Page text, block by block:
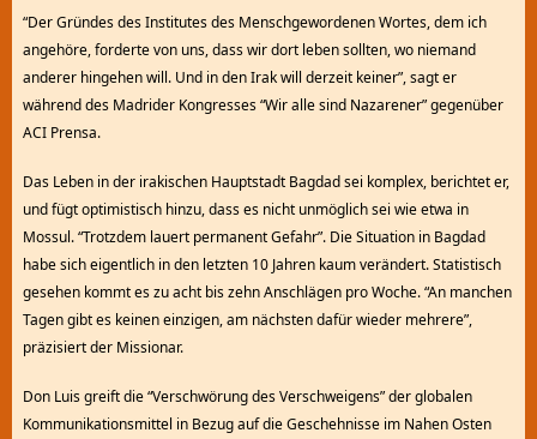
“Der Gründes des Institutes des Menschgewordenen Wortes, dem ich
angehöre, forderte von uns, dass wir dort leben sollten, wo niemand
anderer hingehen will. Und in den Irak will derzeit keiner”, sagt er
während des Madrider Kongresses “Wir alle sind Nazarener” gegenüber
ACI Prensa.
Das Leben in der irakischen Hauptstadt Bagdad sei komplex, berichtet er,
und fügt optimistisch hinzu, dass es nicht unmöglich sei wie etwa in
Mossul. “Trotzdem lauert permanent Gefahr”. Die Situation in Bagdad
habe sich eigentlich in den letzten 10 Jahren kaum verändert. Statistisch
gesehen kommt es zu acht bis zehn Anschlägen pro Woche. “An manchen
Tagen gibt es keinen einzigen, am nächsten dafür wieder mehrere”,
präzisiert der Missionar.
Don Luis greift die “Verschwörung des Verschweigens” der globalen
Kommunikationsmittel in Bezug auf die Geschehnisse im Nahen Osten